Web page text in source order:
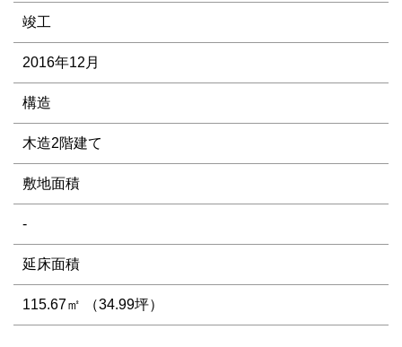
竣工
2016年12月
構造
木造2階建て
敷地面積
-
延床面積
115.67㎡ （34.99坪）